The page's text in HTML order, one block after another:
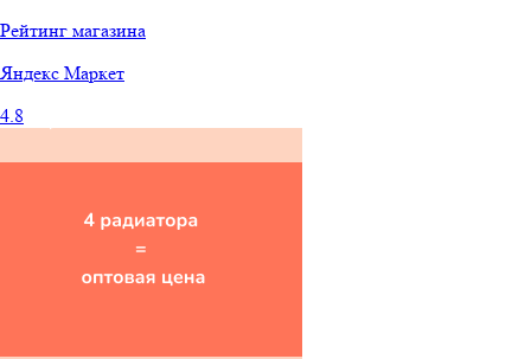
Рейтинг магазина
Яндекс Маркет
4.8